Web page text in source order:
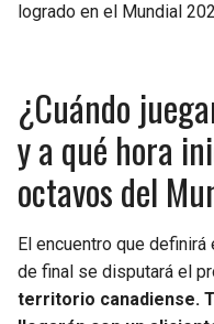
logrado en el Mundial
¿Cuándo
y a qué hora
octavos del
El encuentro que
de final se disputará el
territorio canadiense.